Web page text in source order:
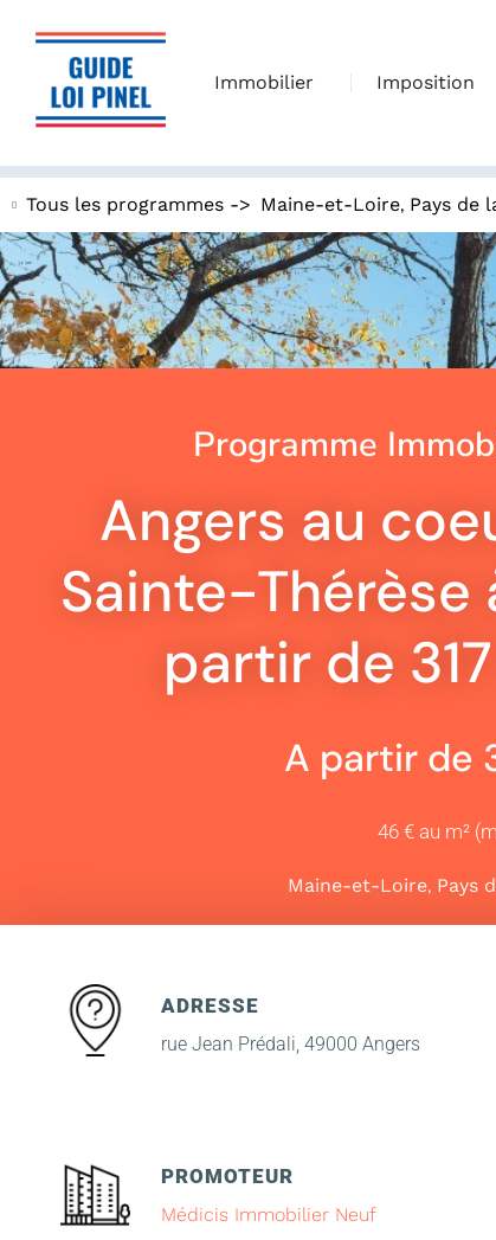
Immobilier Imposition
Tous les programmes -> Maine-et-Loire, Pays de
Programme
Angers au
Sainte-Thérèse
partir de
A partir de
46 € au m²
Maine-et-Loire, Pays
ADRESSE
rue Jean Prédali, 49000 Angers
PROMOTEUR
Médicis Immobilier Neuf